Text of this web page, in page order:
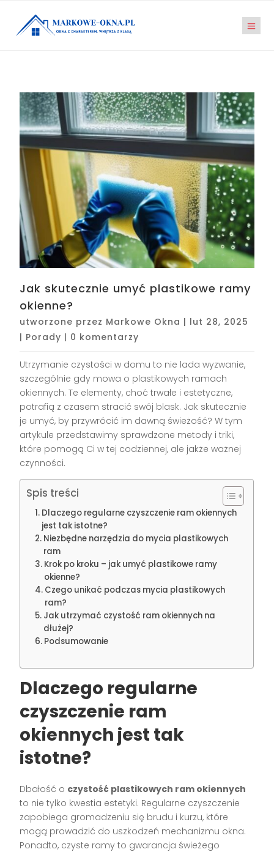
Jak skutecznie umyć plastikowe ramy
okienne?
utworzone przez Markowe Okna | lut 28, 2025
| Porady | 0 komentarzy
Utrzymanie czystości w domu to nie lada wyzwanie,
szczególnie gdy mowa o plastikowych ramach
okiennych. Te elementy, choć trwałe i estetyczne,
potrafią z czasem stracić swój blask. Jak skutecznie
je umyć, by przywrócić im dawną świeżość? W tym
artykule przedstawimy sprawdzone metody i triki,
które pomogą Ci w tej codziennej, ale jakże ważnej
czynności.
Spis treści
Dlaczego regularne czyszczenie ram okiennych
jest tak istotne?
Niezbędne narzędzia do mycia plastikowych
ram
Krok po kroku – jak umyć plastikowe ramy
okienne?
Czego unikać podczas mycia plastikowych
ram?
Jak utrzymać czystość ram okiennych na
dłużej?
Podsumowanie
Dlaczego regularne
czyszczenie ram
okiennych jest tak
istotne?
Dbałość o czystość plastikowych ram okiennych
to nie tylko kwestia estetyki. Regularne czyszczenie
zapobiega gromadzeniu się brudu i kurzu, które
mogą prowadzić do uszkodzeń mechanizmu okna.
Ponadto, czyste ramy to gwarancja świeżego